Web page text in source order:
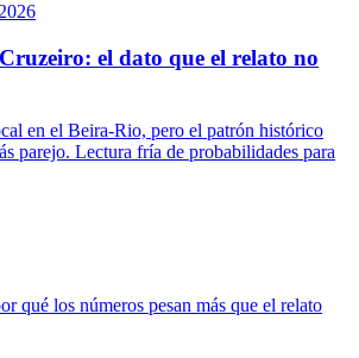
el dato que el relato no
en el Beira-Rio, pero el patrón histórico
parejo. Lectura fría de probabilidades para
qué los números pesan más que el relato